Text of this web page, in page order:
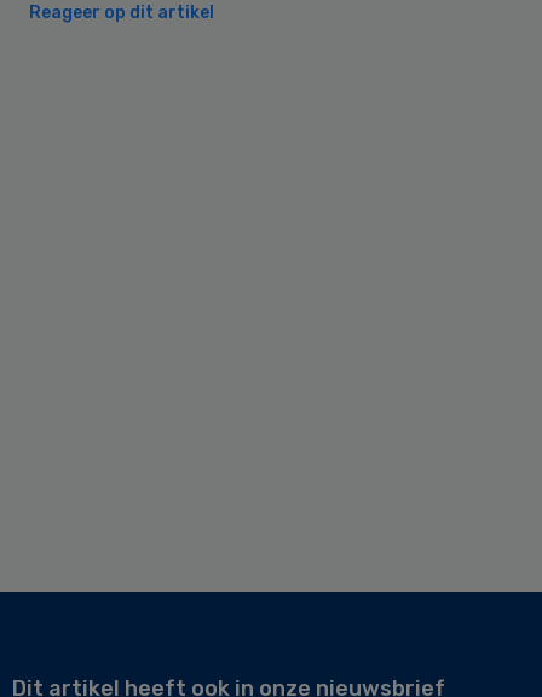
Reageer op dit artikel
Dit artikel heeft ook in onze nieuwsbrief